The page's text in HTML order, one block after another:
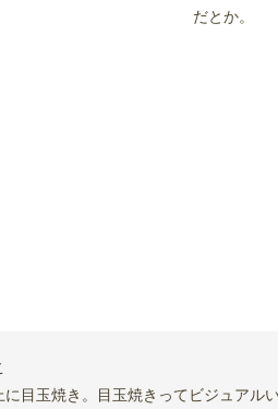
だとか。
に目玉焼き。目玉焼きってビジュアル